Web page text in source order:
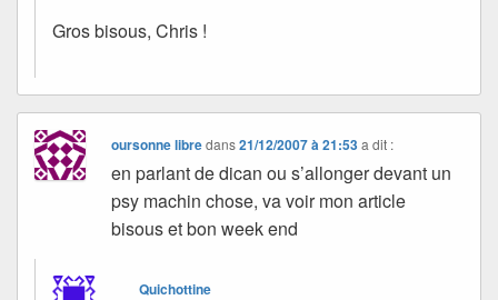
Gros bisous, Chris !
oursonne libredans21/12/2007 à 21:53 a dit :
en parlant de dican ou s’allonger devant un
psy machin chose, va voir mon article
bisous et bon week end
Quichottine